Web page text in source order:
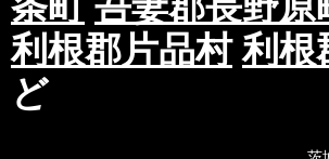
利根郡片品村 利根
ど